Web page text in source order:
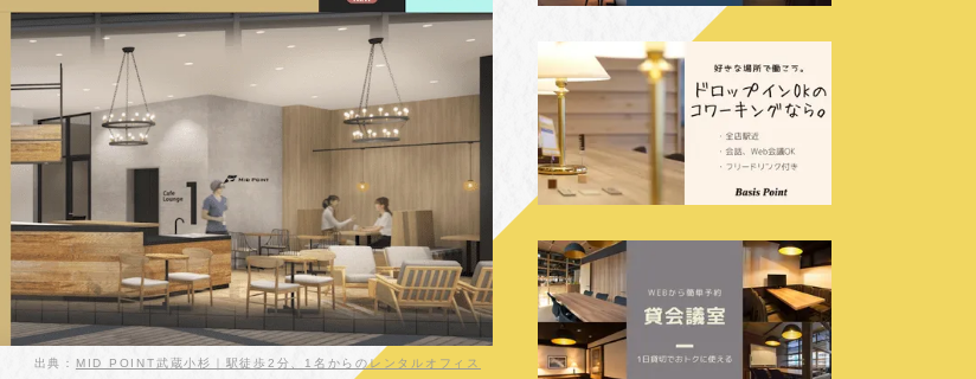
出典： MID POINT武蔵小杉｜駅徒歩2分、1名からのレンタルオフィス